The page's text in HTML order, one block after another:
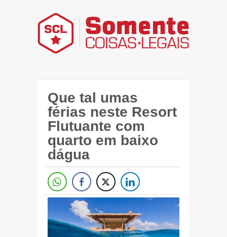
Que tal umas
férias neste Resort
Flutuante com
quarto em baixo
dágua